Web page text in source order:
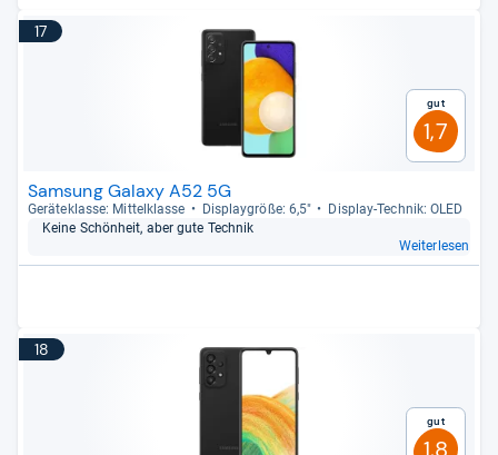
17
Gut
1,7
Samsung Galaxy A52 5G
Gerä­te­klasse: Mit­tel­klasse Dis­play­größe: 6,5"
Dis­play-​Tech­nik: OLED
Keine Schön­heit, aber gute Tech­nik
Weiterlesen
18
Gut
1,8